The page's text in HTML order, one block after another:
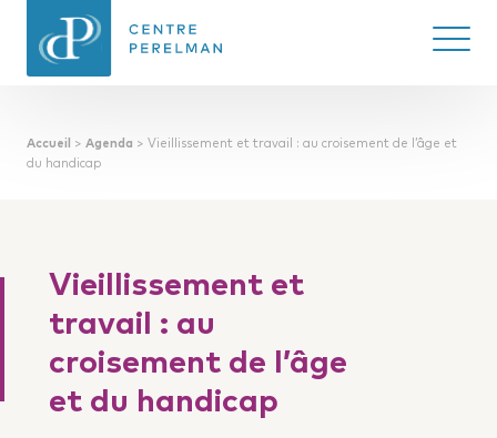
Ouvrir/
Accueil > Agenda > Vieillissement et travail : au croisement de l’âge et
du handicap
Vieillissement et
travail : au
croisement de l’âge
et du handicap